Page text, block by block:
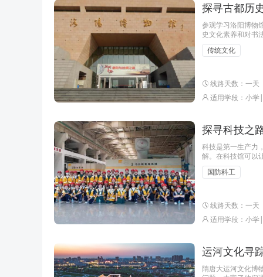
探寻古都历
参观学习洛阳博物
史文化素养和对书
的认识和理解。同
传统文化
线路天数：一天
适用学段：小
探寻科技之
科技是第一生产力
解。在科技馆可以
以让学生了解电
国防科工
线路天数：一天
适用学段：小
运河文化寻
隋唐大运河文化博